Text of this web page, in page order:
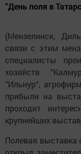
“День поля в
(Мензелинск,
связи с этим
специалисты
хозяйств
”Ильнур“,
прибыли на
проходит
крупнейших
Полевая выставка